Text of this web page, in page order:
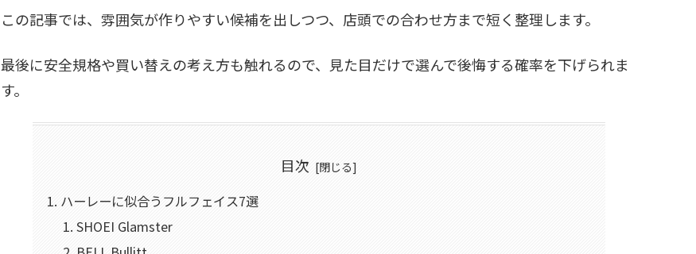
この記事では、雰囲気が作りやすい候補を出しつつ、店頭での合わせ方まで短く整理します。
最後に安全規格や買い替えの考え方も触れるので、見た目だけで選んで後悔する確率を下げられま
す。
目次
ハーレーに似合うフルフェイス7選
SHOEI Glamster